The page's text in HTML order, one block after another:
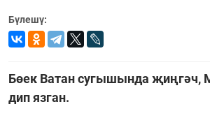
Бүлешү:
Бөек Ватан сугышында җиңгәч,
дип язган.